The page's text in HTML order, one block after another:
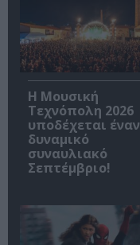
Η Μουσική
Τεχνόπολη 2026
υποδέχεται έναν
δυναμικό
συναυλιακό
Σεπτέμβριο!